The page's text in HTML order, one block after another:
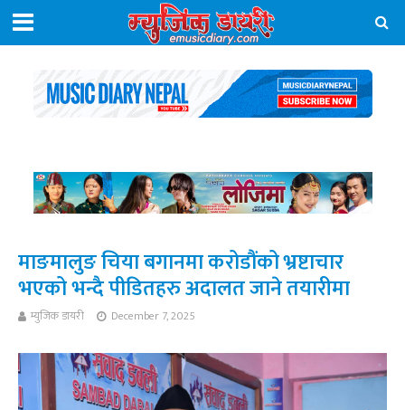
माङमालुङ चिया बगानमा करोडौंको भ्रष्टाचार
भएको भन्दै पीडितहरु अदालत जाने तयारीमा
म्युजिक डायरी December 7, 2025